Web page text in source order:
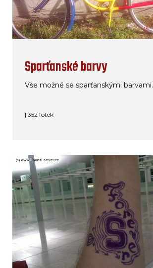
Sparťanské barvy
Vše možné se sparťanskými barvami.
| 352 fotek